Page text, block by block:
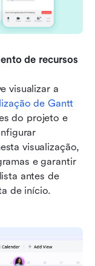
de recursos
visualizar a
de Gantt
do projeto e
visualização,
e garantir
antes de
de início.